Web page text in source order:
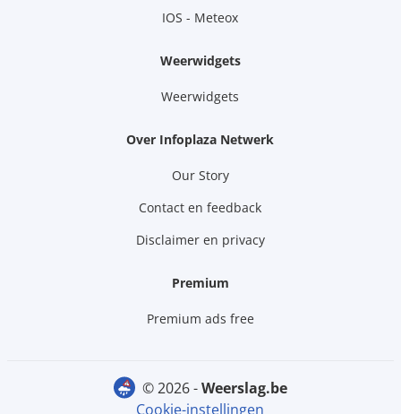
IOS - Meteox
Weerwidgets
Weerwidgets
Over Infoplaza Netwerk
Our Story
Contact en feedback
Disclaimer en privacy
Premium
Premium ads free
© 2026 -
weerslag.be
Cookie-instellingen